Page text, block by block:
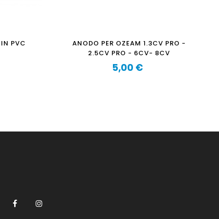
PVC
ANODO PER OZEAM 1.3CV PRO -
2.5CV PRO - 6CV- 8CV
Prezzo
5,00 €
Facebook